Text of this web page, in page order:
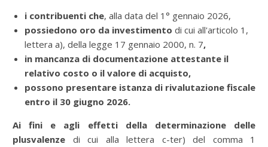
i contribuenti che, alla data del 1° gennaio 2026,
possiedono oro da investimento di cui all'articolo 1,
lettera a), della legge 17 gennaio 2000, n. 7,
in mancanza di documentazione attestante il
relativo costo o il valore di acquisto,
possono presentare istanza di rivalutazione fiscale
entro il 30 giugno 2026.
Ai fini e agli effetti della determinazione delle
plusvalenze di cui alla lettera c-ter) del comma 1